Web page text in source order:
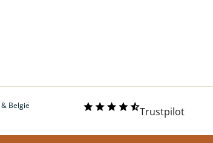
België Trustpilot